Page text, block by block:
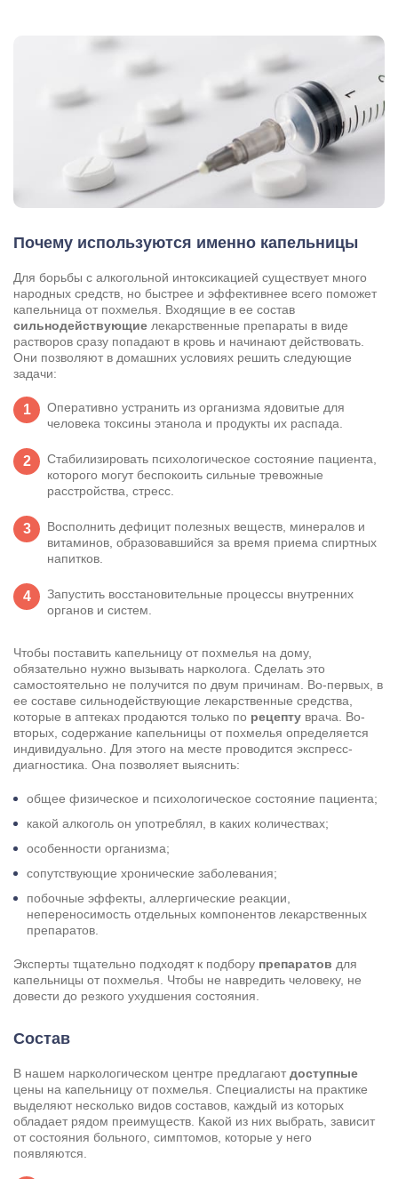
Почему используются именно капельницы
Для борьбы с алкогольной интоксикацией существует много
народных средств, но быстрее и эффективнее всего поможет
капельница от похмелья. Входящие в ее состав
сильнодействующие лекарственные препараты в виде
растворов сразу попадают в кровь и начинают действовать.
Они позволяют в домашних условиях решить следующие
задачи:
Оперативно устранить из организма ядовитые для
человека токсины этанола и продукты их распада.
Стабилизировать психологическое состояние пациента,
которого могут беспокоить сильные тревожные
расстройства, стресс.
Восполнить дефицит полезных веществ, минералов и
витаминов, образовавшийся за время приема спиртных
напитков.
Запустить восстановительные процессы внутренних
органов и систем.
Чтобы поставить капельницу от похмелья на дому,
обязательно нужно вызывать нарколога. Сделать это
самостоятельно не получится по двум причинам. Во-первых, в
ее составе сильнодействующие лекарственные средства,
которые в аптеках продаются только по рецепту врача. Во-
вторых, содержание капельницы от похмелья определяется
индивидуально. Для этого на месте проводится экспресс-
диагностика. Она позволяет выяснить:
общее физическое и психологическое состояние пациента;
какой алкоголь он употреблял, в каких количествах;
особенности организма;
сопутствующие хронические заболевания;
побочные эффекты, аллергические реакции,
непереносимость отдельных компонентов лекарственных
препаратов.
Эксперты тщательно подходят к подбору препаратов для
капельницы от похмелья. Чтобы не навредить человеку, не
довести до резкого ухудшения состояния.
Состав
В нашем наркологическом центре предлагают доступные
цены на капельницу от похмелья. Специалисты на практике
выделяют несколько видов составов, каждый из которых
обладает рядом преимуществ. Какой из них выбрать, зависит
от состояния больного, симптомов, которые у него
появляются.